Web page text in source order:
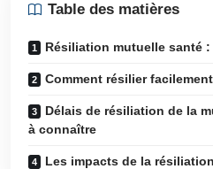
Table des matières
Résiliation mutuelle santé
Comment résilier
Délais de résiliation de la
à connaître
Les impacts de la